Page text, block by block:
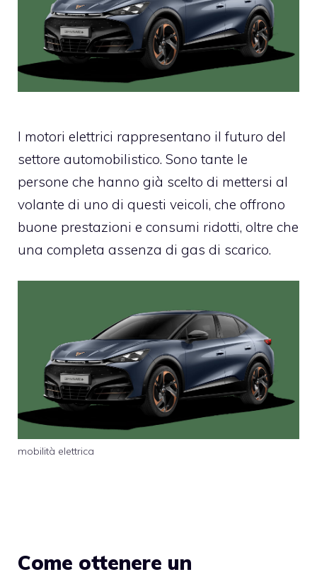
I motori elettrici rappresentano il futuro del
settore automobilistico. Sono tante le
persone che hanno già scelto di mettersi al
volante di uno di questi veicoli, che offrono
buone prestazioni e consumi ridotti, oltre che
una completa assenza di gas di scarico.
mobilità elettrica
Come ottenere un